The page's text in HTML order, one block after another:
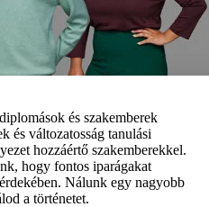
és szakemberek
és változatosság tanulási
hozzáértő szakemberekkel.
hogy fontos iparágakat
Nálunk egy nagyobb
a történetet.